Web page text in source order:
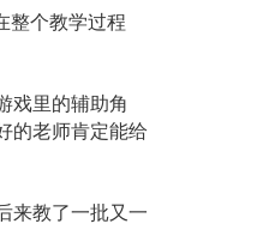
整个教学过程
戏里的辅助角
的老师肯定能给
来教了一批又一